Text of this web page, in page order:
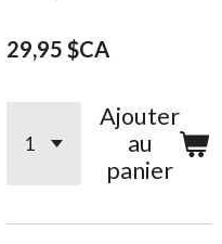
29,95 $CA
Ajouter
au
panier